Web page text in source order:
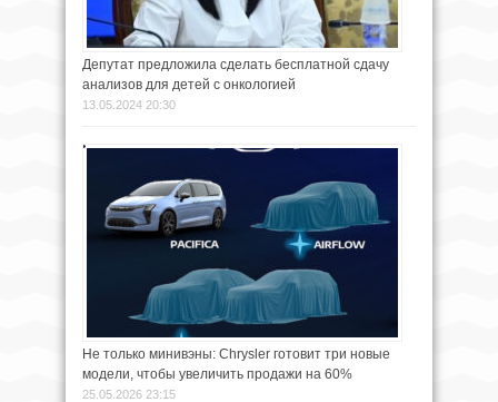
Депутат предложила сделать бесплатной сдачу
анализов для детей с онкологией
13.05.2024 20:30
Не только минивэны: Chrysler готовит три новые
модели, чтобы увеличить продажи на 60%
25.05.2026 23:15